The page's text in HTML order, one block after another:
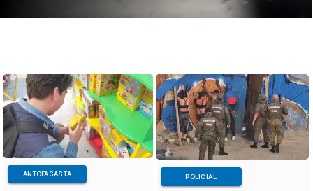
ANTOFAGASTA POLICIAL